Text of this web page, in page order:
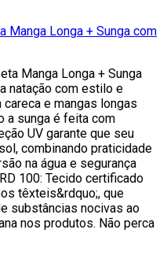
Manga Longa + Sunga com
Manga Longa + Sunga
natação com estilo e
e mangas longas
a sunga é feita com
UV garante que seu
combinando praticidade
na água e segurança
100: Tecido certificado
têxteis&rdquo;, que
substâncias nocivas ao
nos produtos. Não perca